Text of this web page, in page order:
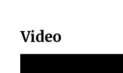
Video